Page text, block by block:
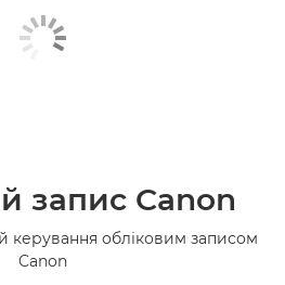
запис Canon
керування обліковим записом
Canon